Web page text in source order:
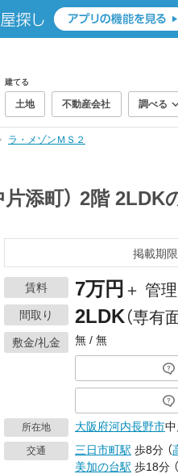
建てる
土地 不動産会社 調べる
ラ・メゾンＭＳ２
添町） 2階 2LDK
掲載期
賃料 7万円 ＋ 管
間取り 2LDK（専有
敷金/礼金 無 / 無
所在地 大阪府河内長野市
交通 三日市町駅 歩8分 （
美加の台駅 歩18分 （